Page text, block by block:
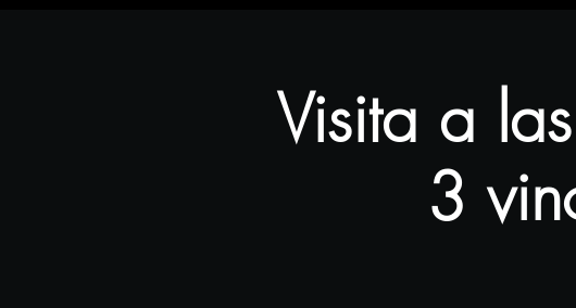
Visita a
3